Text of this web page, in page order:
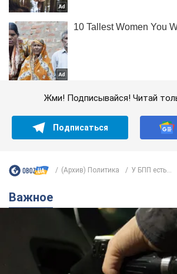
Жми! Подписывайся! Читай
Подписаться
(Архив) Политика У БПП есть...
Важное